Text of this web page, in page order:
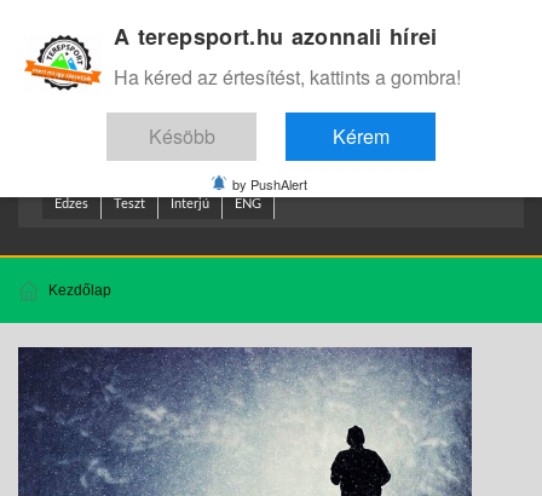
Edzes Teszt Interjú ENG
Kezdőlap
A terepsport.hu azonnali hírei
Ha kéred az értesítést, kattints a gombra!
Késöbb Kérem
by PushAlert